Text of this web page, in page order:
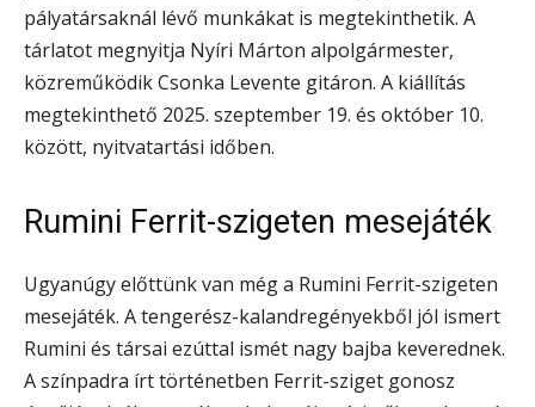
pályatársaknál lévő munkákat is megtekinthetik. A
tárlatot megnyitja Nyíri Márton alpolgármester,
közreműködik Csonka Levente gitáron. A kiállítás
megtekinthető 2025. szeptember 19. és október 10.
között, nyitvatartási időben.
Rumini Ferrit-szigeten mesejáték
Ugyanúgy előttünk van még a Rumini Ferrit-szigeten
mesejáték. A tengerész-kalandregényekből jól ismert
Rumini és társai ezúttal ismét nagy bajba keverednek.
A színpadra írt történetben Ferrit-sziget gonosz